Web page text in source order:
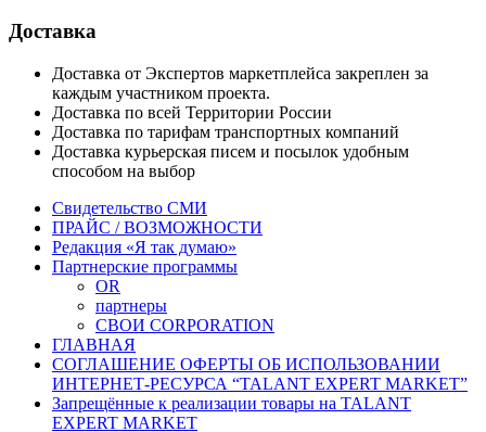
Доставка
Доставка от Экспертов маркетплейса закреплен за
каждым участником проекта.
Доставка по всей Территории России
Доставка по тарифам транспортных компаний
Доставка курьерская писем и посылок удобным
способом на выбор
Свидетельство СМИ
ПРАЙС / ВОЗМОЖНОСТИ
Редакция «Я так думаю»
Партнерские программы
OR
партнеры
СВОИ CORPORATION
ГЛАВНАЯ
СОГЛАШЕНИЕ ОФЕРТЫ ОБ ИСПОЛЬЗОВАНИИ
ИНТЕРНЕТ-РЕСУРСА “TALANT EXPERT MARKET”
Запрещённые к реализации товары на TALANT
EXPERT MARKET